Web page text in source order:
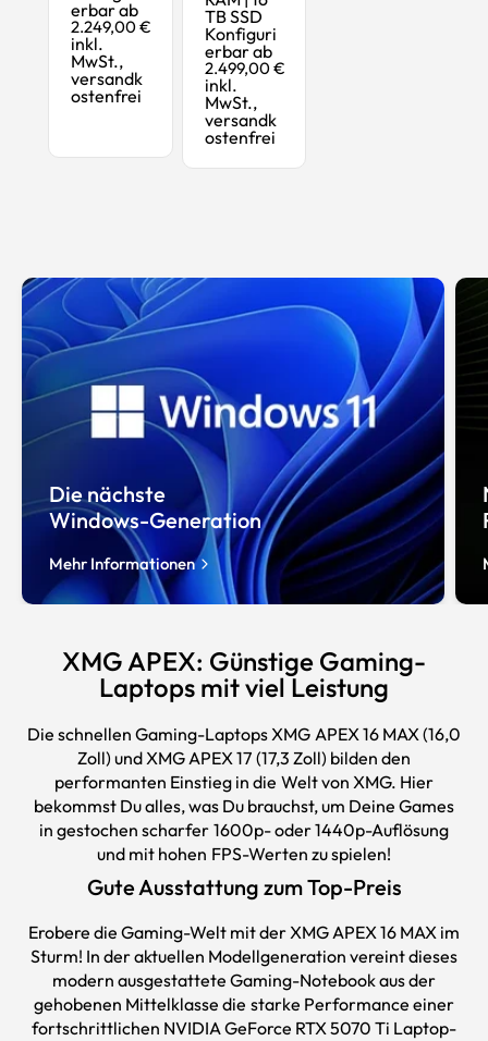
erbar ab
2.249,00 €
inkl.
MwSt.,
versandk
ostenfrei
TB SSD
Konfiguri
erbar ab
2.499,00 €
inkl.
MwSt.,
versandk
ostenfrei
Die nächste
Windows-Generation
Mehr Informationen
XMG APEX: Günstige Gaming-
Laptops mit viel Leistung
Die schnellenGaming-LaptopsXMG APEX 16 MAX (16,0
Zoll) und XMG APEX 17 (17,3 Zoll) bilden den
performanten Einstieg in die Welt von XMG. Hier
bekommst Du alles, was Du brauchst, um Deine Games
in gestochen scharfer 1600p- oder 1440p-Auflösung
und mit hohen FPS-Werten zu spielen!
Gute Ausstattung zum Top-Preis
Erobere die Gaming-Welt mit der XMG APEX 16 MAX im
Sturm! In der aktuellen Modellgeneration vereint dieses
modern ausgestattete Gaming-Notebook aus der
gehobenen Mittelklasse die starke Performance einer
fortschrittlichen NVIDIA GeForce RTX 5070 Ti Laptop-